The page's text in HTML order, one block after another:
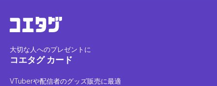
大切な人へのプレゼントに
コエタグ カード
VTuberや配信者のグッズ販売に最適